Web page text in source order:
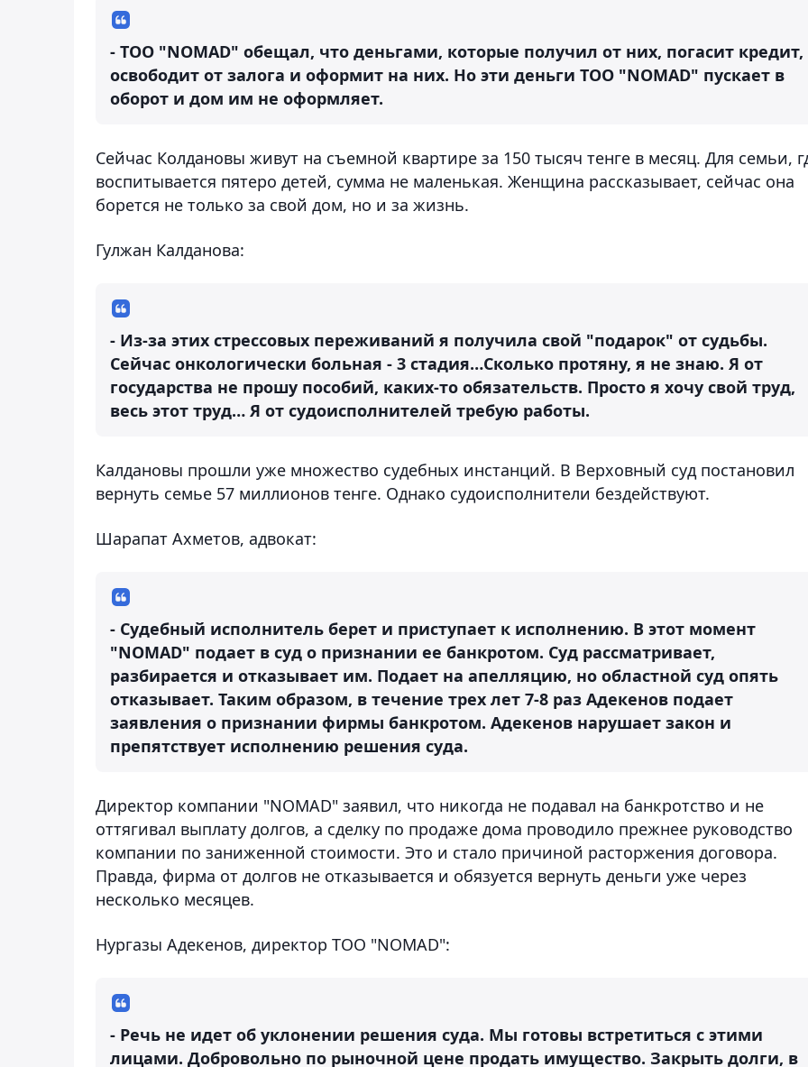
- ТОО "NOMAD" обещал, что деньгами, которые получил от них, погасит кредит,
освободит от залога и оформит на них. Но эти деньги ТОО "NOMAD" пускает в
оборот и дом им не оформляет.
Сейчас Колдановы живут на съемной квартире за 150 тысяч тенге в месяц. Для семьи,
воспитывается пятеро детей, сумма не маленькая. Женщина рассказывает, сейчас она
борется не только за свой дом, но и за жизнь.
Гулжан Калданова:
- Из-за этих стрессовых переживаний я получила свой "подарок" от судьбы.
Сейчас онкологически больная - 3 стадия…Сколько протяну, я не знаю. Я от
государства не прошу пособий, каких-то обязательств. Просто я хочу свой труд,
весь этот труд… Я от судоисполнителей требую работы.
Калдановы прошли уже множество судебных инстанций. В Верховный суд постановил
вернуть семье 57 миллионов тенге. Однако судоисполнители бездействуют.
Шарапат Ахметов, адвокат:
- Судебный исполнитель берет и приступает к исполнению. В этот момент
"NOMAD" подает в суд о признании ее банкротом. Суд рассматривает,
разбирается и отказывает им. Подает на апелляцию, но областной суд опять
отказывает. Таким образом, в течение трех лет 7-8 раз Адекенов подает
заявления о признании фирмы банкротом. Адекенов нарушает закон и
препятствует исполнению решения суда.
Директор компании "NOMAD" заявил, что никогда не подавал на банкротство и не
оттягивал выплату долгов, а сделку по продаже дома проводило прежнее руководство
компании по заниженной стоимости. Это и стало причиной расторжения договора.
Правда, фирма от долгов не отказывается и обязуется вернуть деньги уже через
несколько месяцев.
Нургазы Адекенов, директор ТОО "NOMAD":
- Речь не идет об уклонении решения суда. Мы готовы встретиться с этими
лицами. Добровольно по рыночной цене продать имущество. Закрыть долги, в